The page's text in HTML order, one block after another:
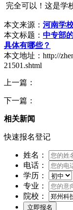
完全可以！这是学
本文来源： 河南学
本文标题： 中专部
具体有哪些？
本文地址：http://
21501.shtml
上一篇：
下一篇：
相关新闻
快速报名登记
姓名：
电话：
学历：
专业：
院校：